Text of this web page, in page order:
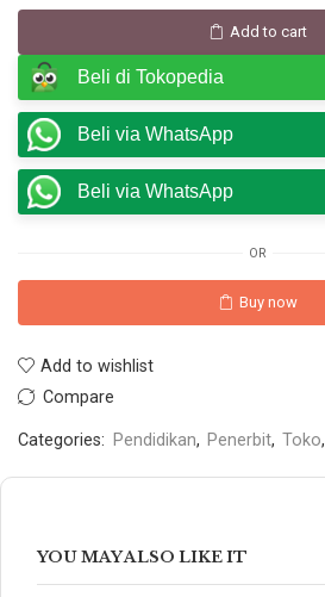
Add to cart
Beli di Tokopedia
Beli via WhatsApp
Beli via WhatsApp
OR
Buy now
Add to wishlist
Compare
Categories: Pendidikan, Penerbit, Toko,
YOU MAY ALSO LIKE IT